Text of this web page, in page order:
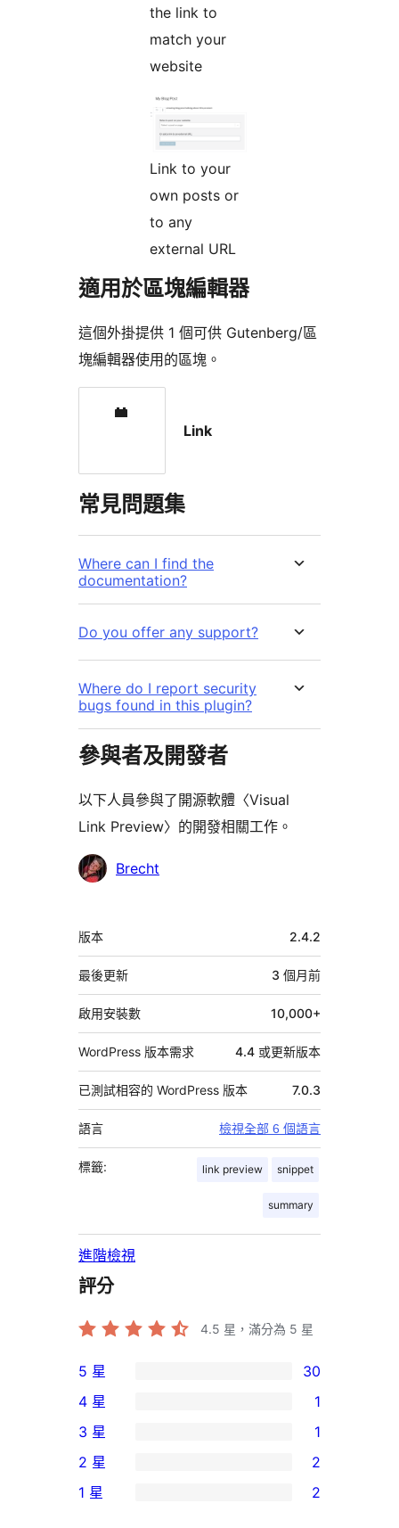
the link to
match your
website
Link to your
own posts or
to any
external URL
適用於區塊編輯器
這個外掛提供 1 個可供 Gutenberg/區
塊編輯器使用的區塊。
Link
常見問題集
Where can I find the
documentation?
Do you offer any support?
Where do I report security
bugs found in this plugin?
參與者及開發者
以下人員參與了開源軟體〈Visual
Link Preview〉的開發相關工作。
參
Brecht
中
繼
資
料
版本 2.4.2
最後更新 3 個月前
啟用安裝數 10,000+
WordPress 版本需求 4.4 或更新版本
已測試相容的 WordPress 版本 7.0.3
語言 檢視全部 6 個語言
標籤: link preview snippet
summary
進階檢視
評分
4.5 星，滿分為 5 星
30
個
5
星
使
5 星 30
個
4
星
4 星 1
1
個
3
3 星 1
個
2 星 2
1 星 2